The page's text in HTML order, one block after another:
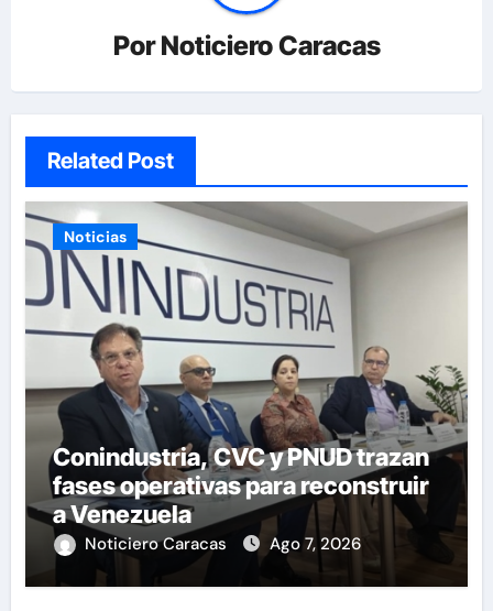
PorNoticiero Caracas
Related Post
Noticias
Conindustria, CVC y PNUD trazan
fases operativas para reconstruir
a Venezuela
Noticiero Caracas Ago 7, 2026